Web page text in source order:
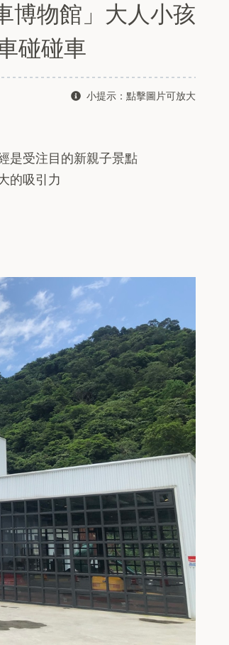
博物館」大人小孩
碰碰車
小提示：點擊圖片可放大
是受注目的新親子景點
的吸引力